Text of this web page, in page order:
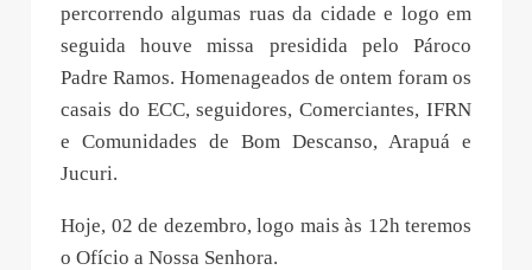
percorrendo algumas ruas da cidade e logo em
seguida houve missa presidida pelo Pároco
Padre Ramos. Homenageados de ontem foram os
casais do ECC, seguidores, Comerciantes, IFRN
e Comunidades de Bom Descanso, Arapuá e
Jucuri.
Hoje, 02 de dezembro, logo mais às 12h teremos
o Ofício a Nossa Senhora.